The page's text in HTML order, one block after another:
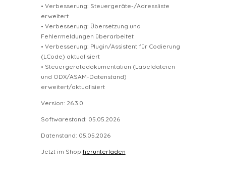
• Verbesserung: Steuergeräte-/Adressliste
erweitert
• Verbesserung: Übersetzung und
Fehlermeldungen überarbeitet
• Verbesserung: Plugin/Assistent für Codierung
(LCode) aktualisiert
• Steuergerätedokumentation (Labeldateien
und ODX/ASAM-Datenstand)
erweitert/aktualisiert
Version: 26.3.0
Softwarestand: 05.05.2026
Datenstand: 05.05.2026
Jetzt im Shop herunterladen